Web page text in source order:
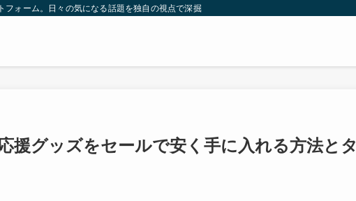
ォーム。日々の気になる話題を独自の視点で深掘りしたコンテンツをお届けします。
援グッズをセールで安く手に入れる方法とタ